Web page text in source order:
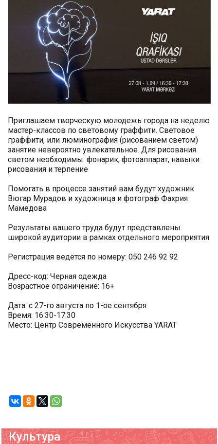
Приглашаем творческую молодежь города на неделю
мастер-классов по световому граффити. Световое
граффити, или люминография (рисованием светом)
занятие невероятно увлекательное. Для рисования
светом необходимы: фонарик, фотоаппарат, навыки
рисования и терпение
Помогать в процессе занятий вам будут художник
Вюгар Мурадов и художница и фотограф Фахрия
Мамедова
Результаты вашего труда будут представлены
широкой аудитории в рамках отдельного мероприятия
Регистрация ведётся по номеру: 050 246 92 92
Дресс-код: Черная одежда
Возрастное ограничение: 16+
Дата: с 27-го августа по 1-ое сентября
Время: 16:30-17:30
Место: Центр Современного Искусства YARAT
Культура